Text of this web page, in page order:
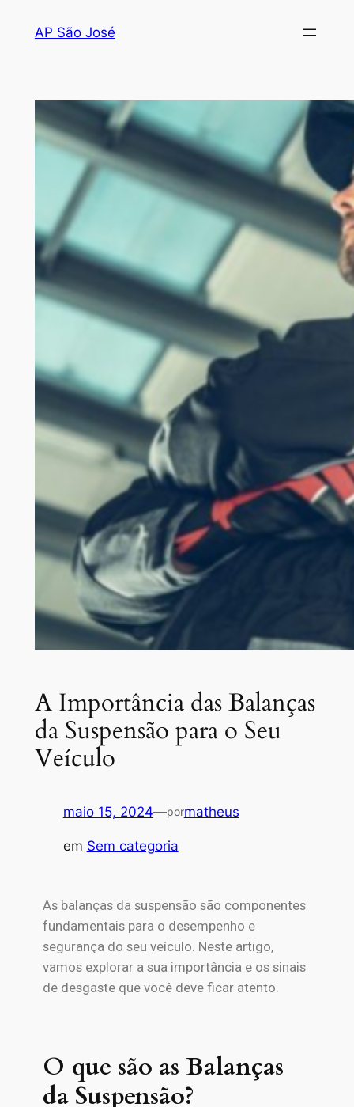
AP São José
A Importância das Balanças
da Suspensão para o Seu
Veículo
maio 15, 2024—pormatheus
em Sem categoria
As balanças da suspensão são componentes
fundamentais para o desempenho e
segurança do seu veículo. Neste artigo,
vamos explorar a sua importância e os sinais
de desgaste que você deve ficar atento.
O que são as Balanças
da Suspensão?